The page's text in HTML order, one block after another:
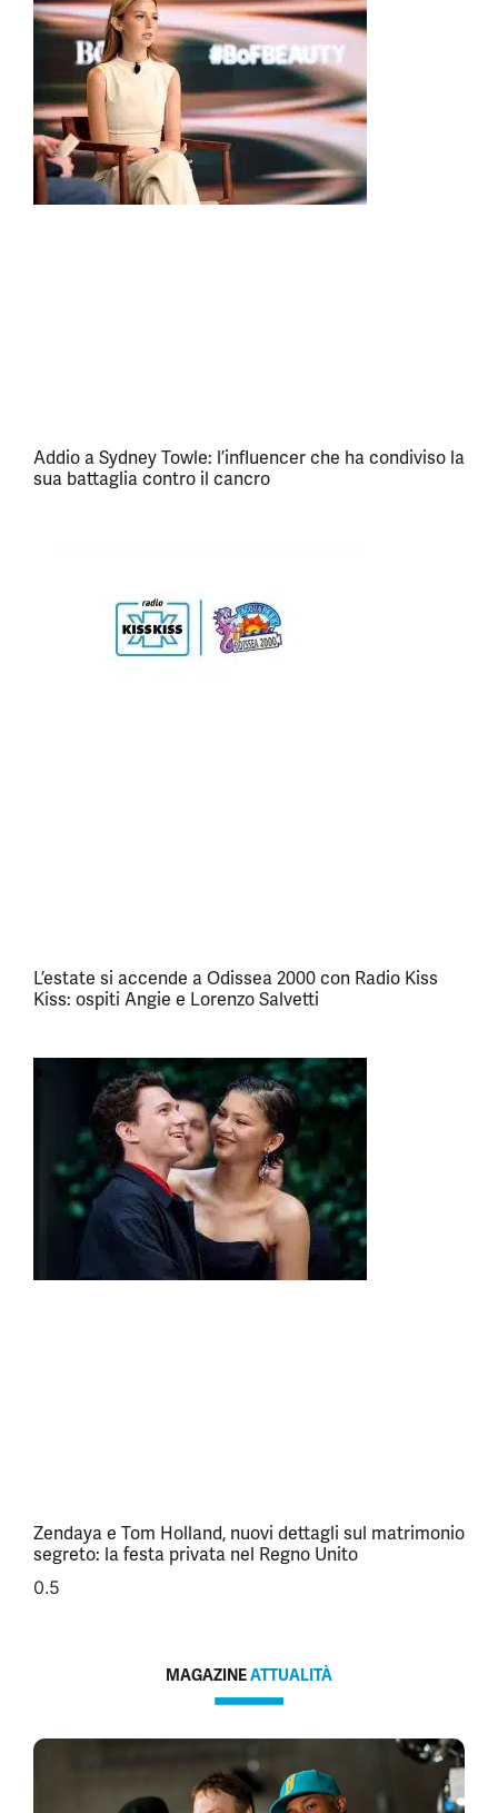
Addio a Sydney Towle: l’influencer che ha condiviso la
sua battaglia contro il cancro
L’estate si accende a Odissea 2000 con Radio Kiss
Kiss: ospiti Angie e Lorenzo Salvetti
Zendaya e Tom Holland, nuovi dettagli sul matrimonio
segreto: la festa privata nel Regno Unito
MAGAZINEATTUALITÀ